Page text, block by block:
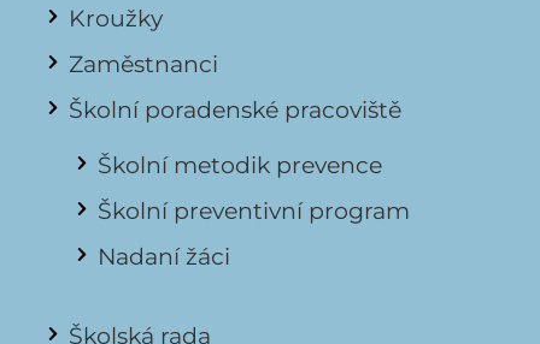
Kroužky
Zaměstnanci
Školní poradenské pracoviště
Školní metodik prevence
Školní preventivní program
Nadaní žáci
Školská rada